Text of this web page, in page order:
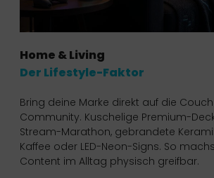
Home & Living
Der Lifestyle-Faktor
Bring deine Marke direkt auf die
Community. Kuschelige Premium-
Stream-Marathon, gebrandete
Kaffee oder LED-Neon-Signs. So
Content im Alltag physisch greifbar.